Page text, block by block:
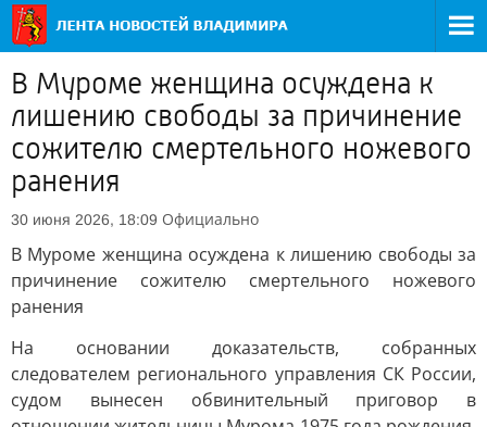
В Муроме женщина осуждена к
лишению свободы за причинение
сожителю смертельного ножевого
ранения
30 июня 2026, 18:09 Официально
В Муроме женщина осуждена к лишению свободы за
причинение сожителю смертельного ножевого
ранения
На основании доказательств, собранных
следователем регионального управления СК России,
судом вынесен обвинительный приговор в